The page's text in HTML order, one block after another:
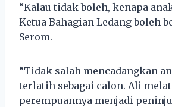
“Kalau tidak boleh, kenapa
Ketua Bahagian Ledang boleh
Serom.
“Tidak salah mencadangkan
terlatih sebagai calon. Ali
perempuannya menjadi